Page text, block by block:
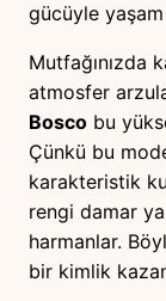
o
s
e
l
e
n
T
e
z
gücüyle
Mutfağınızda
atmosfer
Bosco bu
Çünkü bu
karakteristik
rengi damar
harmanlar.
bir kimlik